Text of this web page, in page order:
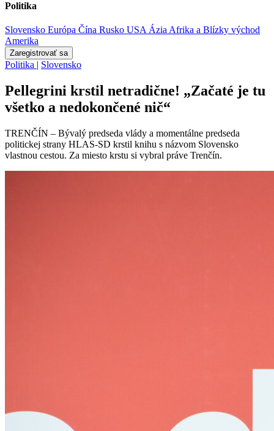
Politika
Slovensko Európa Čína Rusko USA ÁziaAfrika a Blízky východ
Amerika
Zaregistrovať sa
Politika | Slovensko
Pellegrini krstil netradične! „Začaté je tu
všetko a nedokončené nič“
TRENČÍN – Bývalý predseda vlády a momentálne predseda
politickej strany HLAS-SD krstil knihu s názvom Slovensko
vlastnou cestou. Za miesto krstu si vybral práve Trenčín.